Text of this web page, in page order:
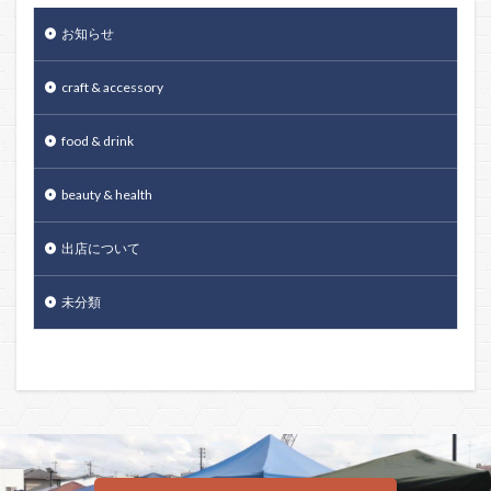
お知らせ
craft & accessory
food & drink
beauty & health
出店について
未分類